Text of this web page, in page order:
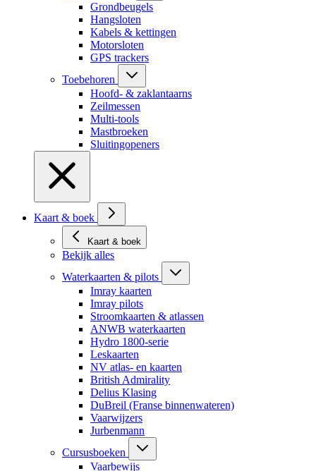
Grondbeugels
Hangsloten
Kabels & kettingen
Motorsloten
GPS trackers
Toebehoren
Hoofd- & zaklantaarns
Zeilmessen
Multi-tools
Mastbroeken
Sluitingopeners
Kaart & boek
Kaart & boek
Bekijk alles
Waterkaarten & pilots
Imray kaarten
Imray pilots
Stroomkaarten & atlassen
ANWB waterkaarten
Hydro 1800-serie
Leskaarten
NV atlas- en kaarten
British Admirality
Delius Klasing
DuBreil (Franse binnenwateren)
Vaarwijzers
Jurbenmann
Cursusboeken
Vaarbewijs